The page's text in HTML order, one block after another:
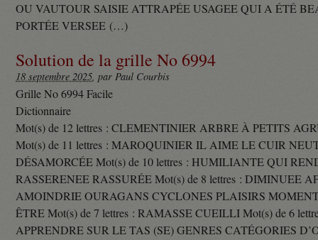
OU VAUTOUR SAISIE ATTRAPÉE USAGEE QUI A ÉTÉ
PORTÉE VERSEE (…)
Solution de la grille No 6994
18 septembre 2025, par Paul Courbis
Grille No 6994 Facile
Dictionnaire
Mot(s) de 12 lettres : CLEMENTINIER ARBRE À PETITS
Mot(s) de 11 lettres : MAROQUINIER IL AIME LE CUIR
DÉSAMORCÉE Mot(s) de 10 lettres : HUMILIANTE QUI
RASSERENEE RASSURÉE Mot(s) de 8 lettres : DIMINUEE
AMOINDRIE OURAGANS CYCLONES PLAISIRS
ÊTRE Mot(s) de 7 lettres : RAMASSE CUEILLI Mot(s) de 6
APPRENDRE SUR LE TAS (SE) GENRES CATÉGORIES